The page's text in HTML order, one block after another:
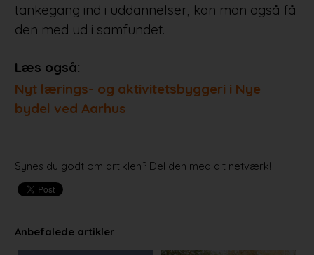
tankegang ind i uddannelser, kan man også få
den med ud i samfundet.
Læs også:
Nyt lærings- og aktivitetsbyggeri i Nye
bydel ved Aarhus
Synes du godt om artiklen? Del den med dit netværk!
Anbefalede artikler